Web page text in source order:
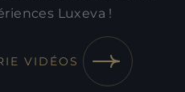
Luxeva !
VIDÉOS